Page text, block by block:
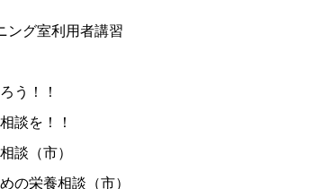
ング室利用者講習
う！！
談を！！
談（市）
の栄養相談（市）